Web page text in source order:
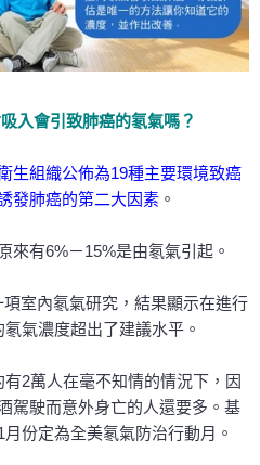
入會引致肺癌的氡氣嗎？
生組織公佈為19種主要環境致癌
發肺癌的第二大因素 。
來有6%－15%是由氡氣引起。
室內氡氣研究，結果顯示在進行
氣濃度超出了建議水平。
2萬人在毫不知情的情況下，因
駕駛而意外身亡的人還要多。基
份定為全美氡氣防治行動月。